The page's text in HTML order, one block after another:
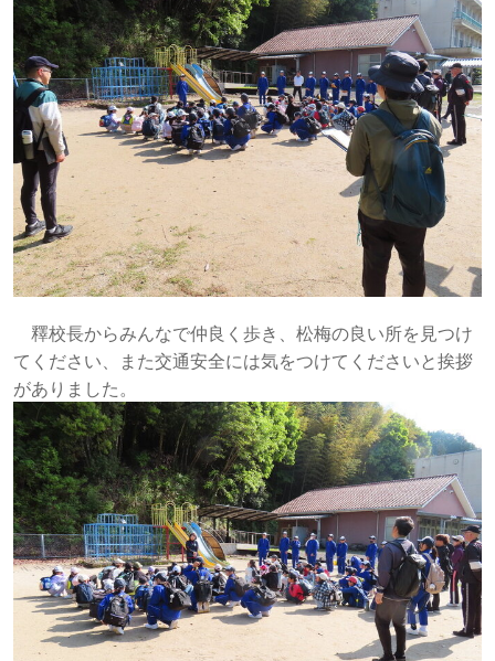
釋校長からみんなで仲良く歩き、松梅の良い所を見つけ
てください、また交通安全には気をつけてくださいと挨拶
がありました。